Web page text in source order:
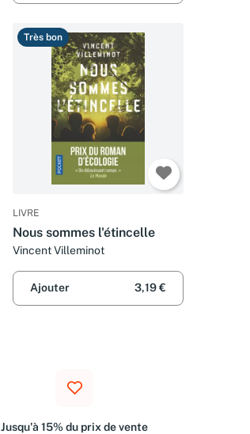
Très bon
LIVRE
Nous sommes l'étincelle
Vincent Villeminot
Ajouter 3,19 €
Jusqu'à 15% du prix de vente